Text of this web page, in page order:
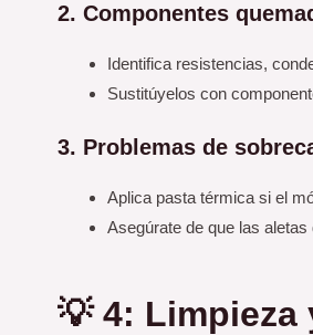
2. Componentes
Identifica resistencias,
Sustitúyelos con
3. Problemas de
Aplica pasta térmica si el
Asegúrate de que las
💡 4: Limpieza